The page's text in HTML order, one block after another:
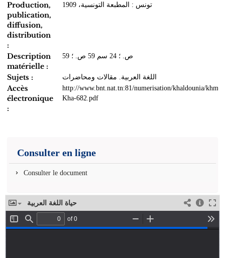
Production,
publication,
diffusion,
distribution
:
تونس : المطبعة التونسية، 1909
Description
matérielle :
59 ص. ؛ 24 سم 59 ص. ؛
Sujets : اللغة العربية. مقالات ومحاضرات
Accès
électronique
:
http://www.bnt.nat.tn:81/numerisation/khaldounia/
Kha-682.pdf
Consulter en ligne
Consulter le document
حياة اللغة العربية